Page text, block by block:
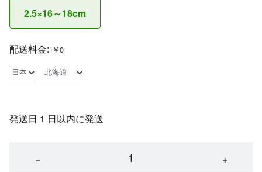
2.5×16～18cm
配送料金: ￥0
発送日 1 日以内に発送
− +